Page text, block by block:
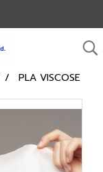
PLA VISCOSE